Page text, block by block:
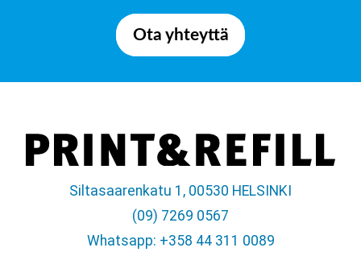
Ota yhteyttä
Siltasaarenkatu 1, 00530 HELSINKI
(09) 7269 0567
Whatsapp: +358 44 311 0089